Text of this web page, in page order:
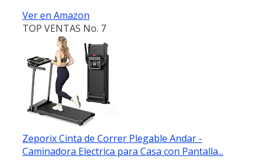
Ver en Amazon
TOP VENTAS No. 7
Zeporix Cinta de Correr Plegable Andar -
Caminadora Electrica para Casa con Pantalla...